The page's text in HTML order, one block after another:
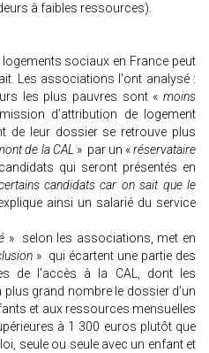
à faibles ressources).
sociaux en France peut
Les associations l'ont analysé :
les plus pauvres sont « moins
d’attribution de logement
de leur dossier se retrouve plus
de la CAL» par un «réservataire
qui seront présentés en
candidats car on sait que le
ainsi un salarié du service
» selon les associations, met en
» qui écartent une partie des
de l’accès à la CAL, dont les
grand nombre le dossier d’un
et aux ressources mensuelles
à 1 300 euros plutôt que
seule ou seule avec un enfant et